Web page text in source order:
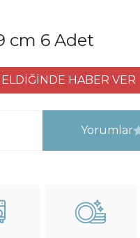
cm 6 Adet
HABER VER
Yorumlar